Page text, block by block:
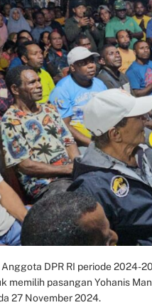
Anggota DPR RI periode 2024-
memilih pasangan Yohanis
27 November 2024.